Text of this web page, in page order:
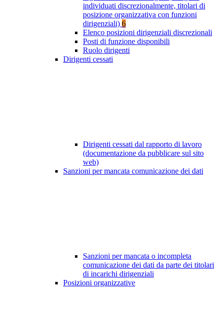
individuati discrezionalmente, titolari di
posizione organizzativa con funzioni
dirigenziali) 6
Elenco posizioni dirigenziali discrezionali
Posti di funzione disponibili
Ruolo dirigenti
Dirigenti cessati
Dirigenti cessati dal rapporto di lavoro
(documentazione da pubblicare sul sito
web)
Sanzioni per mancata comunicazione dei dati
Sanzioni per mancata o incompleta
comunicazione dei dati da parte dei titolari
di incarichi dirigenziali
Posizioni organizzative